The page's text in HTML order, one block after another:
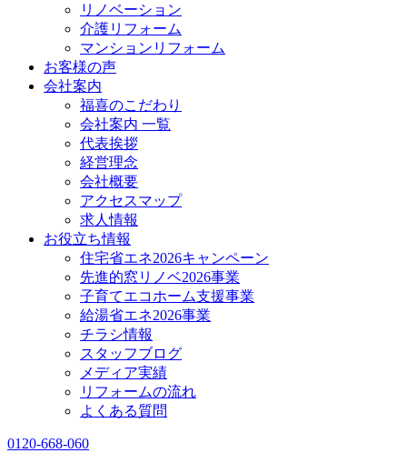
リノベーション
介護リフォーム
マンションリフォーム
お客様の声
会社案内
福喜のこだわり
会社案内 一覧
代表挨拶
経営理念
会社概要
アクセスマップ
求人情報
お役立ち情報
住宅省エネ2026キャンペーン
先進的窓リノベ2026事業
子育てエコホーム支援事業
給湯省エネ2026事業
チラシ情報
スタッフブログ
メディア実績
リフォームの流れ
よくある質問
0120-668-060